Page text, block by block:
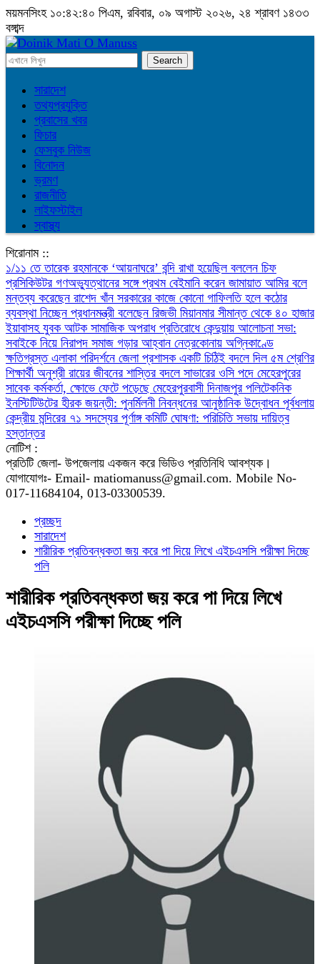
ময়মনসিংহ ১০:৪২:৪০ পিএম, রবিবার, ০৯ অগাস্ট ২০২৬, ২৪ শ্রাবণ ১৪৩৩
বঙ্গাব্দ
সারাদেশ
তথ্যপ্রযুক্তি
প্রবাসের খবর
ফিচার
ফেসবুক নিউজ
বিনোদন
ভ্রমণ
রাজনীতি
লাইফস্টাইল
স্বাস্থ্য
শিরোনাম ::
১/১১ তে তারেক রহমানকে ‘আয়নাঘরে’ বন্দি রাখা হয়েছিল বললেন চিফ
প্রসিকিউটর গণঅভ্যুত্থানের সঙ্গে প্রথম বেইমানি করেন জামায়াত আমির বলে
মন্তব্য করেছেন রাশেদ খাঁন সরকারের কাজে কোনো গাফিলতি হলে কঠোর
ব্যবস্থা নিচ্ছেন প্রধানমন্ত্রী বলেছেন রিজভী মিয়ানমার সীমান্ত থেকে ৪০ হাজার
ইয়াবাসহ যুবক আটক সামাজিক অপরাধ প্রতিরোধে কেন্দুয়ায় আলোচনা সভা:
সবাইকে নিয়ে নিরাপদ সমাজ গড়ার আহ্বান নেত্রকোনায় অগ্নিকাণ্ডে
ক্ষতিগ্রস্ত এলাকা পরিদর্শনে জেলা প্রশাসক একটি চিঠিই বদলে দিল ৫ম শ্রেণির
শিক্ষার্থী অনুশ্রী রায়ের জীবনের শাস্তির বদলে সাভারের ওসি পদে মেহেরপুরের
সাবেক কর্মকর্তা, ক্ষোভে ফেটে পড়েছে মেহেরপুরবাসী দিনাজপুর পলিটেকনিক
ইনস্টিটিউটের হীরক জয়ন্তী: পুনর্মিলনী নিবন্ধনের আনুষ্ঠানিক উদ্বোধন পূর্বধলায়
কেন্দ্রীয় মন্দিরের ৭১ সদস্যের পূর্ণাঙ্গ কমিটি ঘোষণা: পরিচিতি সভায় দায়িত্ব
হস্তান্তর
নোটিশ :
প্রতিটি জেলা- উপজেলায় একজন করে ভিডিও প্রতিনিধি আবশ্যক।
যোগাযোগঃ- Email- matiomanuss@gmail.com. Mobile No-
017-11684104, 013-03300539.
প্রচ্ছদ
সারাদেশ
শারীরিক প্রতিবন্ধকতা জয় করে পা দিয়ে লিখে এইচএসসি পরীক্ষা দিচ্ছে
পলি
শারীরিক প্রতিবন্ধকতা জয় করে পা দিয়ে লিখে
এইচএসসি পরীক্ষা দিচ্ছে পলি